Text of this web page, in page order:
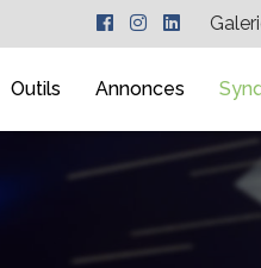
Outils Annonces